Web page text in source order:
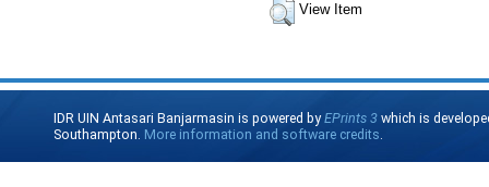
View Item
IDR UIN Antasari Banjarmasin is powered byEPrints 3 which is
Southampton. More information and software credits.